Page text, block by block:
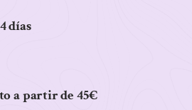
días
a partir de 45€